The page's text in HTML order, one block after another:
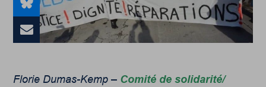
Florie Dumas-Kemp – Comité de solidarité/